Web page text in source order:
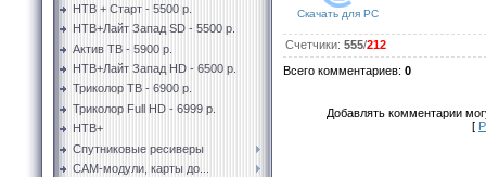
НТВ + Старт - 5500 р.
НТВ+Лайт Запад SD - 5500 р.
Актив ТВ - 5900 р.
НТВ+Лайт Запад HD - 6500 р.
Триколор ТВ - 6900 р.
Триколор Full HD - 6999 р.
НТВ+
Спутниковые ресиверы
CAM-модули, карты до...
Скачать для PC
Счетчики: 555/212
Всего комментариев: 0
Добавлять комментарии
[